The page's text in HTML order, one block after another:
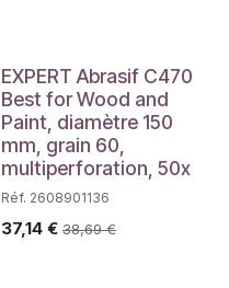
EXPERT Abrasif C470
Best for Wood and
Paint, diamètre 150
mm, grain 60,
multiperforation, 50x
Réf. 2608901136
37,14€ 38,69€